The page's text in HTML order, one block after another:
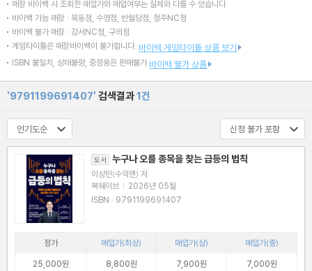
매장 바이백 시 조회한 매입가와 매입여부는 실제와 다를 수 있습니다.
바이백 가능 매장 : 목동점, 수영점, 반월당점, 청주NC점
바이백 불가 매장 : 강서NC점, 구의점
게임타이틀은 매장바이백이 불가합니다. 바이백 게임타이틀 상품 보기
ISBN 불일치, 상태불량, 증정용은 판매불가 바이백 불가 상품
'9791199691407' 검색결과1건
도서 누구나 오를 종목을 찾는 급등의 법칙
이상민(수익맨) 저
북웨이브 | 2026년 05월
ISBN : 9791199691407
정가 매입가(최상) 매입가(상)
매입가(중)
25,000원
8,800원 7,900원 7,000원